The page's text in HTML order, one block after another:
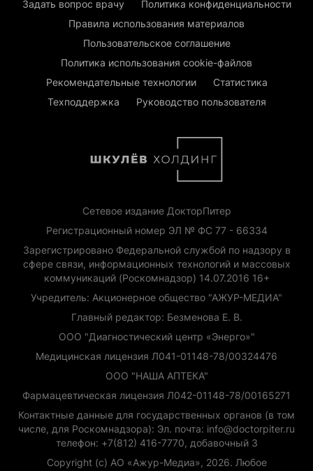
Задать вопрос врачу
Политика конфиденциальности
Правила использования материалов
Пользовательское соглашение
Политика использования cookie-файлов
Рекомендательные технологии
Статистика
Техподдержка
Руководство пользователя
Сетевое издание ДокторПитер
Регистрационный номер ЭЛ № ФС 77 - 66334
Зарегистрировано Федеральной службой по надзору в
сфере связи, информационных технологий и массовых
коммуникаций (Роскомнадзор) 14.07.2016 16+
Учредитель: Акционерное общество "АЖУР-МЕДИА"
Главный редактор: Безменова Е. В.
ООО "Диагностический центр «Энерго»"
Медицинская лицензия Л041-01148-78/00324476
ООО "НАША АПТЕКА"
Фармацевтическая лицензия Л042-01148-78/00165271
Контактные данные для государственных органов (в том
числе, для Роскомнадзора): Эл. почта: info@doctorpiter.ru
телефон: +7(812) 416-7770, добавочный 3
Copyright (с) АО «Ажур-Медиа», 2026. Любое